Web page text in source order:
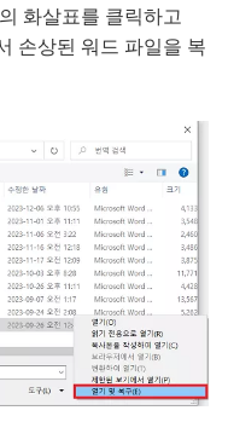
화살표를 클릭하고
손상된 워드 파일을 복